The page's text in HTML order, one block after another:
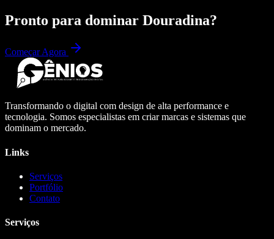
Pronto para dominar Douradina?
Começar Agora
Transformando o digital com design de alta performance e
tecnologia. Somos especialistas em criar marcas e sistemas que
dominam o mercado.
Links
Serviços
Portfólio
Contato
Serviços